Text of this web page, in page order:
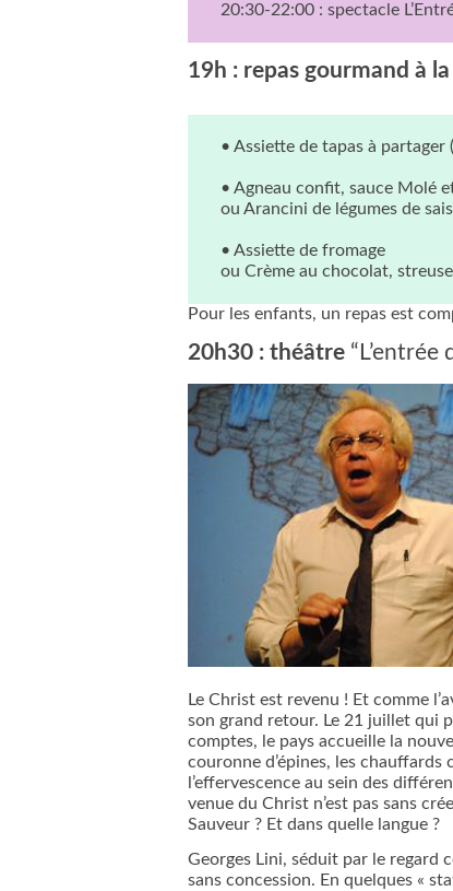
20:30-22:00 : spectacle
19h : repas gourmand à la
• Assiette de tapas à partager
• Agneau confit, sauce Molé
ou Arancini de légumes de
• Assiette de fromage
ou Crème au chocolat,
Pour les enfants, un repas est
20h30 : théâtre “L’entrée
Le Christ est revenu ! Et comme
son grand retour. Le 21 juillet qui
comptes, le pays accueille la
couronne d’épines, les chauffards
l’effervescence au sein des
venue du Christ n’est pas sans
Sauveur ? Et dans quelle langue ?
Georges Lini, séduit par le regard
sans concession. En quelques «